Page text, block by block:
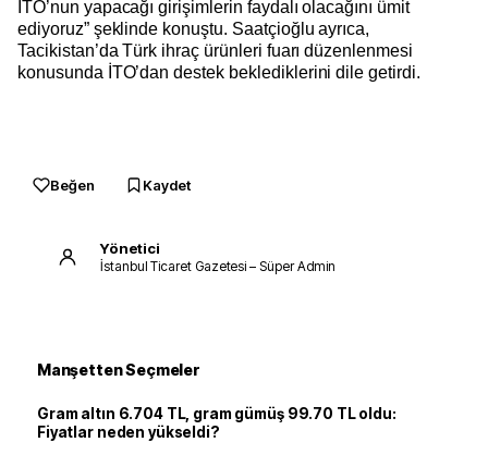
İTO’nun yapacağı girişimlerin faydalı olacağını ümit
ediyoruz” şeklinde konuştu. Saatçioğlu ayrıca,
Tacikistan’da Türk ihraç ürünleri fuarı düzenlenmesi
konusunda İTO’dan destek beklediklerini dile getirdi.
Beğen Kaydet
Yönetici
İstanbul Ticaret Gazetesi – Süper Admin
Manşetten Seçmeler
Gram altın 6.704 TL, gram gümüş 99.70 TL oldu:
Fiyatlar neden yükseldi?